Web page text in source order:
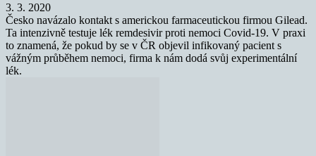
3. 3. 2020
Česko navázalo kontakt s americkou farmaceutickou firmou Gilead.
Ta intenzivně testuje lék remdesivir proti nemoci Covid-19. V praxi
to znamená, že pokud by se v ČR objevil infikovaný pacient s
vážným průběhem nemoci, firma k nám dodá svůj experimentální
lék.